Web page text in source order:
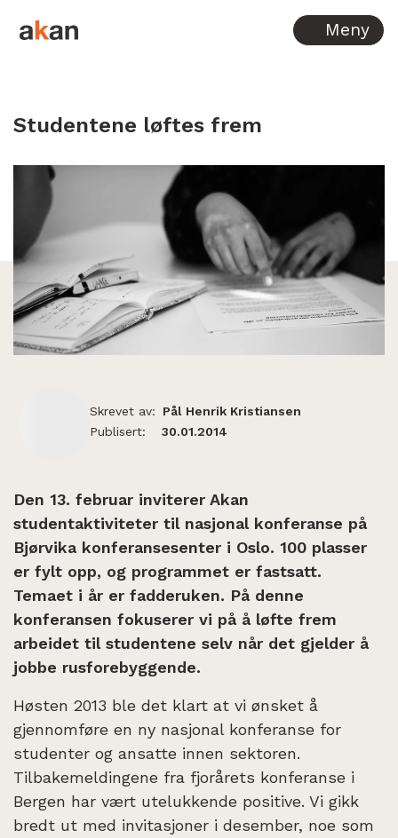
Hopp til innhold Meny
Studentene løftes frem
Skrevet av:
Pål Henrik Kristiansen
Publisert:
30.01.2014
Den 13. februar inviterer Akan
studentaktiviteter til nasjonal konferanse på
Bjørvika konferansesenter i Oslo. 100 plasser
er fylt opp, og programmet er fastsatt.
Temaet i år er fadderuken. På denne
konferansen fokuserer vi på å løfte frem
arbeidet til studentene selv når det gjelder å
jobbe rusforebyggende.
Høsten 2013 ble det klart at vi ønsket å
gjennomføre en ny nasjonal konferanse for
studenter og ansatte innen sektoren.
Tilbakemeldingene fra fjorårets konferanse i
Bergen har vært utelukkende positive. Vi gikk
bredt ut med invitasjoner i desember, noe som